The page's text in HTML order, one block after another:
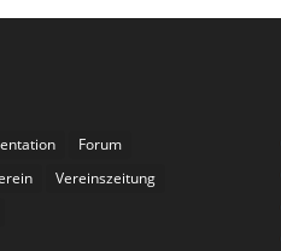
Forum
Vereinszeitung